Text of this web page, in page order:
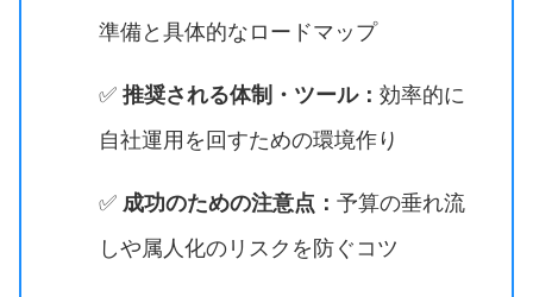
準備と具体的なロードマップ
✅ 推奨される体制・ツール： 効率的に
自社運用を回すための環境作り
✅ 成功のための注意点： 予算の垂れ流
しや属人化のリスクを防ぐコツ